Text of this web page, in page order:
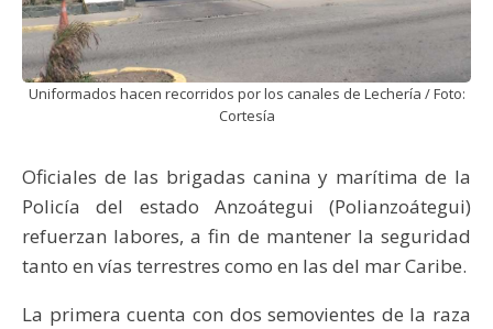
Uniformados hacen recorridos por los canales de Lechería / Foto:
Cortesía
Oficiales de las brigadas canina y marítima de la
Policía del estado Anzoátegui (Polianzoátegui)
refuerzan labores, a fin de mantener la seguridad
tanto en vías terrestres como en las del mar Caribe.
La primera cuenta con dos semovientes de la raza